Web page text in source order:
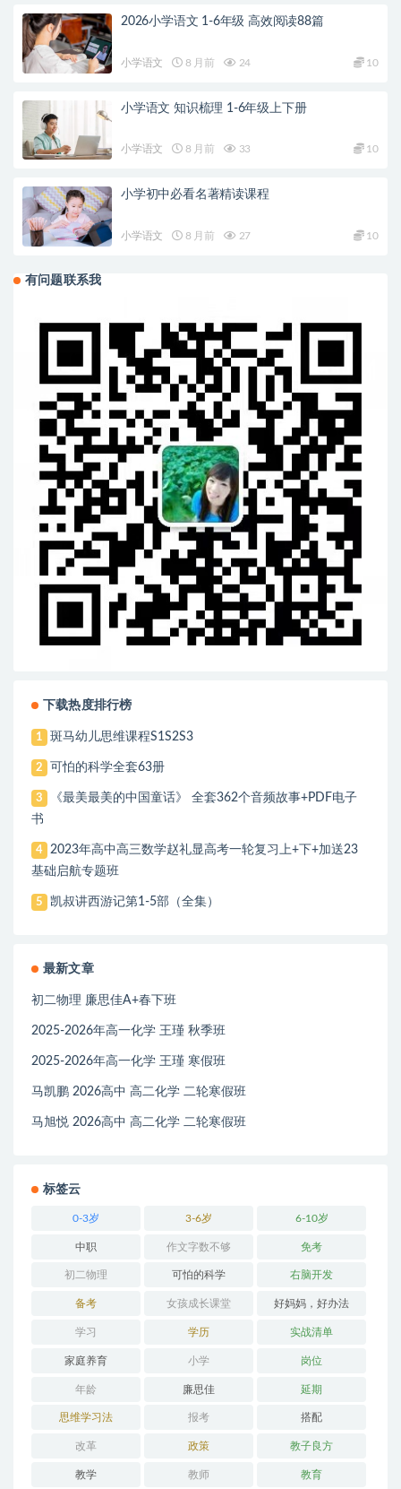
2026小学语文 1-6年级 高效阅读88篇
小学语文 8 月前 24 10
小学语文 知识梳理 1-6年级上下册
小学语文 8 月前 33 10
小学初中必看名著精读课程
小学语文 8 月前 27 10
有问题联系我
下载热度排行榜
1 斑马幼儿思维课程S1S2S3
2 可怕的科学全套63册
3
《最美最美的中国童话》 全套362个音频故事+PDF电子
书
4
2023年高中高三数学赵礼显高考一轮复习上+下+加送23
基础启航专题班
5 凯叔讲西游记第1-5部（全集）
最新文章
初二物理 廉思佳A+春下班
2025-2026年高一化学 王瑾 秋季班
2025-2026年高一化学 王瑾 寒假班
马凯鹏 2026高中 高二化学 二轮寒假班
马旭悦 2026高中 高二化学 二轮寒假班
标签云
0-3岁 3-6岁 6-10岁
中职 作文字数不够 免考
初二物理 可怕的科学 右脑开发
备考 女孩成长课堂 好妈妈，好办法
学习 学历 实战清单
家庭养育 小学 岗位
年龄 廉思佳 延期
思维学习法 报考 搭配
改革 政策 教子良方
教学 教师 教育